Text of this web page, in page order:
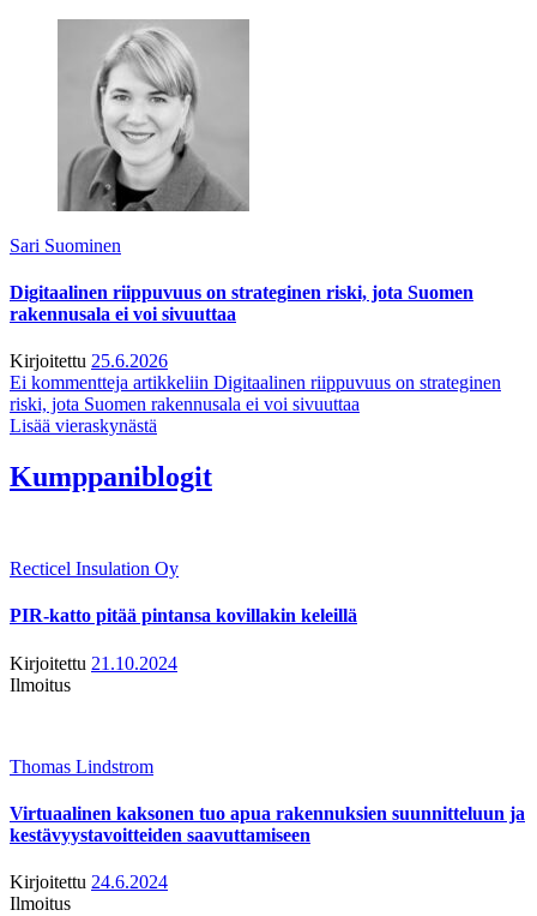
Sari Suominen
Digitaalinen riippuvuus on strateginen riski, jota Suomen
rakennusala ei voi sivuuttaa
Kirjoitettu 25.6.2026
Ei kommentteja artikkeliin Digitaalinen riippuvuus on strateginen
riski, jota Suomen rakennusala ei voi sivuuttaa
Lisää vieraskynästä
Kumppaniblogit
Recticel Insulation Oy
PIR-katto pitää pintansa kovillakin keleillä
Kirjoitettu 21.10.2024
Ilmoitus
Thomas Lindstrom
Virtuaalinen kaksonen tuo apua rakennuksien suunnitteluun ja
kestävyystavoitteiden saavuttamiseen
Kirjoitettu 24.6.2024
Ilmoitus